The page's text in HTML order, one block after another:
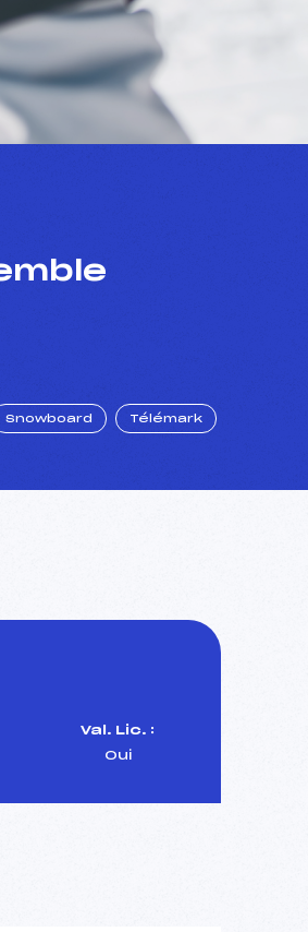
Snowboard Télémark
Val. Lic. :
Oui